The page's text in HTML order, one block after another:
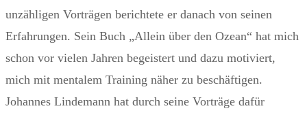
unzähligen Vorträgen berichtete er danach von seinen
Erfahrungen. Sein Buch „Allein über den Ozean“ hat mich
schon vor vielen Jahren begeistert und dazu motiviert,
mich mit mentalem Training näher zu beschäftigen.
Johannes Lindemann hat durch seine Vorträge dafür